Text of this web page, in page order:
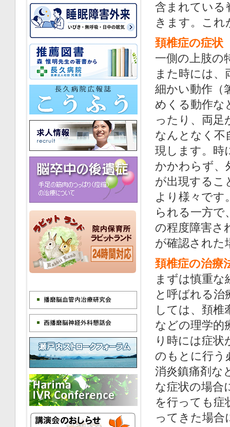
含まれている
きます。これ
頚椎症の症状
一側の上肢の
また時には
細かい動作（
めくる動作な
ったり、両足
なんとなく不
現します。時
かかわらず、
が出現するこ
より様々です
られる一方で
の程度障害さ
が確認された
頚椎症の治療
まずは慎重な
と呼ばれる治
しては、頚椎
などの理学的
り時には症状
のもとに行う
消炎鎮痛剤な
な症状の場合
を行っても症
ってきた場合